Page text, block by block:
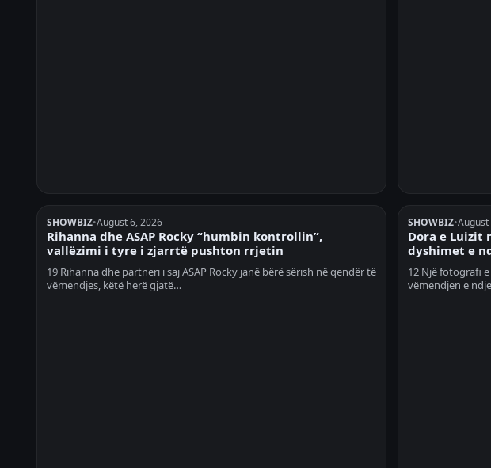
SHOWBIZ•August 6, 2026
Rihanna dhe ASAP Rocky “humbin kontrollin”,
vallëzimi i tyre i zjarrtë pushton rrjetin
19 Rihanna dhe partneri i saj ASAP Rocky janë bërë sërish në qendër të
vëmendjes, këtë herë gjatë…
SHOWBIZ•August
Dora e Luizit
dyshimet e
12 Një fotografi
vëmendjen e